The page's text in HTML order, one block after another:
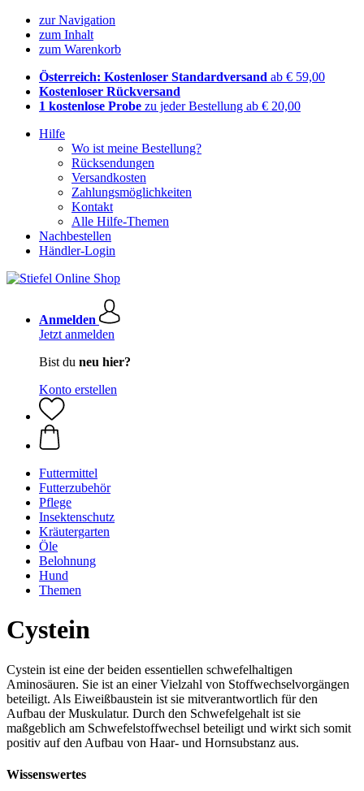
zur Navigation
zum Inhalt
zum Warenkorb
Österreich: Kostenloser Standardversand ab € 59,00
Kostenloser Rückversand
1 kostenlose Probe zu jeder Bestellung ab € 20,00
Hilfe
Wo ist meine Bestellung?
Rücksendungen
Versandkosten
Zahlungsmöglichkeiten
Kontakt
Alle Hilfe-Themen
Nachbestellen
Händler-Login
Anmelden
Jetzt anmelden
Bist du neu hier?
Konto erstellen
Futtermittel
Futterzubehör
Pflege
Insektenschutz
Kräutergarten
Öle
Belohnung
Hund
Themen
Cystein
Cystein ist eine der beiden essentiellen schwefelhaltigen
Aminosäuren. Sie ist an einer Vielzahl von Stoffwechselvorgängen
beteiligt. Als Eiweißbaustein ist sie mitverantwortlich für den
Aufbau der Muskulatur. Durch den Schwefelgehalt ist sie
maßgeblich am Schwefelstoffwechsel beteiligt und wirkt sich somit
positiv auf den Aufbau von Haar- und Hornsubstanz aus.
Wissenswertes